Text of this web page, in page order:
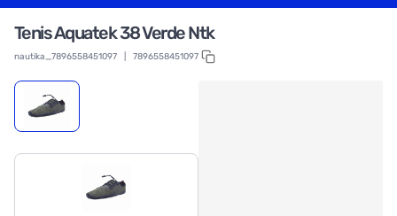
Tenis Aquatek 38 Verde Ntk
nautika_7896558451097 7896558451097